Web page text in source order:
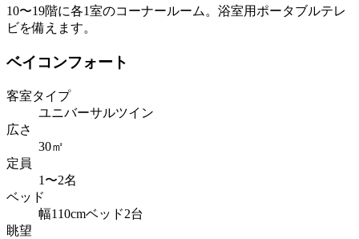
10〜19階に各1室のコーナールーム。浴室用ポータブルテレ
ビを備えます。
ベイコンフォート
客室タイプ
ユニバーサルツイン
広さ
30㎡
定員
1〜2名
ベッド
幅110cmベッド2台
眺望